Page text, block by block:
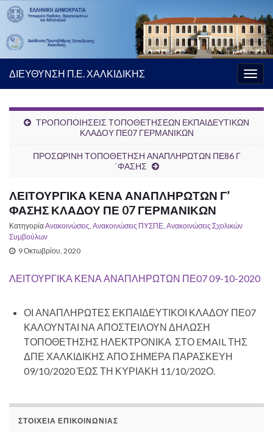
ΔΙΕΥΘΥΝΣΗ Π.Ε. ΧΑΛΚΙΔΙΚΗΣ
ΤΡΟΠΟΠΟΙΗΣΕΙΣ ΤΟΠΟΘΕΤΗΣΕΩΝ ΕΚΠΑΙΔΕΥΤΙΚΩΝ
ΚΛΑΔΟΥ ΠΕ07 ΓΕΡΜΑΝΙΚΩΝ
ΠΡΟΣΩΡΙΝΗ ΤΟΠΟΘΕΤΗΣΗ ΑΝΑΠΛΗΡΩΤΩΝ ΠΕ86 Γ
΄ΦΑΣΗΣ
ΛΕΙΤΟΥΡΓΙΚΑ ΚΕΝΑ ΑΝΑΠΛΗΡΩΤΩΝ Γ’
ΦΑΣΗΣ ΚΛΑΔΟΥ ΠΕ 07 ΓΕΡΜΑΝΙΚΩΝ
ΚατηγορίαΑνακοινώσεις Ανακοινώσεις ΠΥΣΠΕ Ανακοινώσεις Σχολικών
Συμβούλων
9 Οκτωβρίου, 2020
ΛΕΙΤΟΥΡΓΙΚΑ ΚΕΝΑ ΑΝΑΠΛΗΡΩΤΩΝ ΠΕ07 09-10-2020
ΟΙ ΑΝΑΠΛΗΡΩΤΕΣ ΕΚΠΑΙΔΕΥΤΙΚΟΙ ΚΛΑΔΟΥ ΠΕ07
ΚΑΛΟΥΝΤΑΙ ΝΑ ΑΠΟΣΤΕΙΛΟΥΝ ΔΗΛΩΣΗ
ΤΟΠΟΘΕΤΗΣΗΣ ΗΛΕΚΤΡΟΝΙΚΑ ΣΤΟ EMAIL ΤΗΣ
ΔΠΕ ΧΑΛΚΙΔΙΚΗΣ ΑΠΟ ΣΗΜΕΡΑ ΠΑΡΑΣΚΕΥΗ
09/10/2020 ΈΩΣ ΤΗ ΚΥΡΙΑΚΗ 11/10/202Ο.
ΣΤΟΙΧΕΊΑ ΕΠΙΚΟΙΝΩΝΊΑΣ